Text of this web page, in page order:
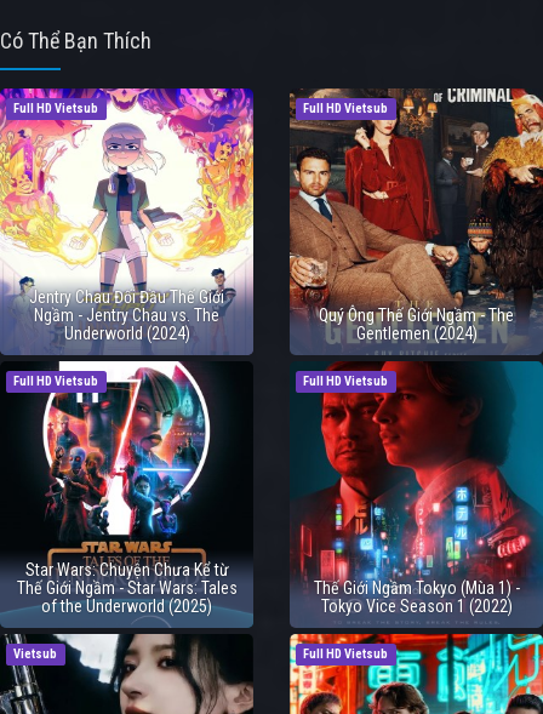
Có Thể Bạn Thích
Full HD Vietsub
Jentry Chau Đối Đầu Thế Giới
Ngầm - Jentry Chau vs. The
Underworld (2024)
Full HD Vietsub
Quý Ông Thế Giới Ngầm - The
Gentlemen (2024)
Full HD Vietsub
Star Wars: Chuyện Chưa Kể từ
Thế Giới Ngầm - Star Wars: Tales
of the Underworld (2025)
Full HD Vietsub
Thế Giới Ngầm Tokyo (Mùa 1) -
Tokyo Vice Season 1 (2022)
Vietsub Full HD Vietsub